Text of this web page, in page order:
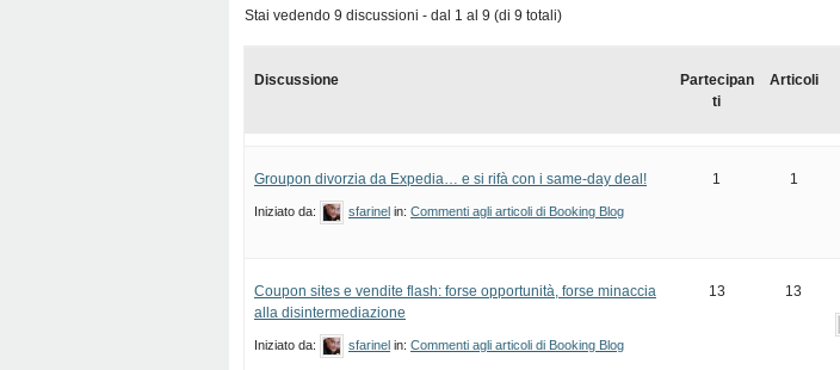
Stai vedendo 9 discussioni - dal 1 al 9 (di 9 totali)
Discussione
Partecipan
ti
Articoli
Groupon divorzia da Expedia… e si rifà con i same-day deal!
Iniziato da: sfarinel in: Commenti agli articoli di Booking Blog
1 1
Coupon sites e vendite flash: forse opportunità, forse minaccia
alla disintermediazione
Iniziato da: sfarinel in: Commenti agli articoli di Booking Blog
13 13